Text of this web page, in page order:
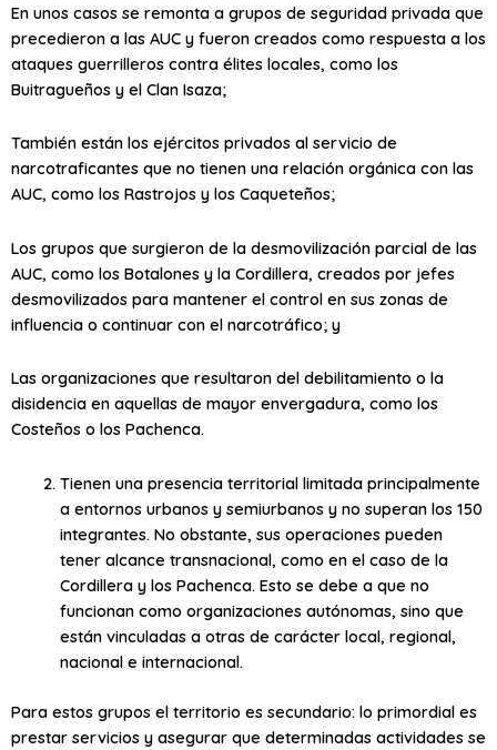
En unos casos se remonta a grupos de seguridad privada que
precedieron a las AUC y fueron creados como respuesta a los
ataques guerrilleros contra élites locales, como los
Buitragueños y el Clan Isaza;
También están los ejércitos privados al servicio de
narcotraficantes que no tienen una relación orgánica con las
AUC, como los Rastrojos y los Caqueteños;
Los grupos que surgieron de la desmovilización parcial de las
AUC, como los Botalones y la Cordillera, creados por jefes
desmovilizados para mantener el control en sus zonas de
influencia o continuar con el narcotráfico; y
Las organizaciones que resultaron del debilitamiento o la
disidencia en aquellas de mayor envergadura, como los
Costeños o los Pachenca.
Tienen una presencia territorial limitada principalmente
a entornos urbanos y semiurbanos y no superan los 150
integrantes. No obstante, sus operaciones pueden
tener alcance transnacional, como en el caso de la
Cordillera y los Pachenca. Esto se debe a que no
funcionan como organizaciones autónomas, sino que
están vinculadas a otras de carácter local, regional,
nacional e internacional.
Para estos grupos el territorio es secundario: lo primordial es
prestar servicios y asegurar que determinadas actividades se